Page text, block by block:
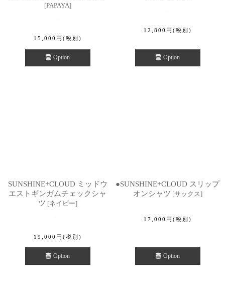
[PAPAYA]
15,000 円 (税別)
Option
12,800 円 (税別)
Option
SUNSHINE+CLOUD ミッドウ
エストギンガムチェックシャ
ツ [ネイビー]
19,000 円 (税別)
Option
●SUNSHINE+CLOUD スリップ
オンシャツ [サックス]
17,000 円 (税別)
Option